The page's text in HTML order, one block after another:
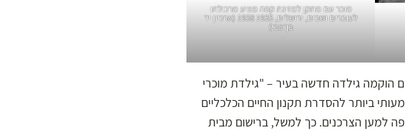
מוכר עם מתקן למזיגת קפה מציע מרכולתו
לעוברים ושבים, ירושלים, 1935 1938 (ארכיון יד
בן־צבי)
בירושלים הוקמה גילדה חדשה בעיר – "גילדת מוכרי
ביותר להסדרת תקנון החיים הכלכליים
למען הצרכנים. כך למשל, ברישום מבית